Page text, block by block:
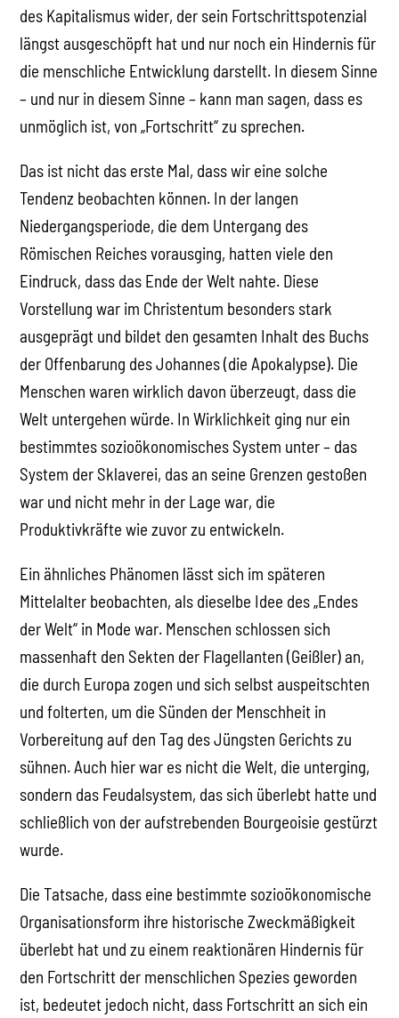
des Kapitalismus wider, der sein Fortschrittspotenzial
längst ausgeschöpft hat und nur noch ein Hindernis für
die menschliche Entwicklung darstellt. In diesem Sinne
– und nur in diesem Sinne – kann man sagen, dass es
unmöglich ist, von „Fortschritt“ zu sprechen.
Das ist nicht das erste Mal, dass wir eine solche
Tendenz beobachten können. In der langen
Niedergangsperiode, die dem Untergang des
Römischen Reiches vorausging, hatten viele den
Eindruck, dass das Ende der Welt nahte. Diese
Vorstellung war im Christentum besonders stark
ausgeprägt und bildet den gesamten Inhalt des Buchs
der Offenbarung des Johannes (die Apokalypse). Die
Menschen waren wirklich davon überzeugt, dass die
Welt untergehen würde. In Wirklichkeit ging nur ein
bestimmtes sozioökonomisches System unter – das
System der Sklaverei, das an seine Grenzen gestoßen
war und nicht mehr in der Lage war, die
Produktivkräfte wie zuvor zu entwickeln.
Ein ähnliches Phänomen lässt sich im späteren
Mittelalter beobachten, als dieselbe Idee des „Endes
der Welt“ in Mode war. Menschen schlossen sich
massenhaft den Sekten der Flagellanten (Geißler) an,
die durch Europa zogen und sich selbst auspeitschten
und folterten, um die Sünden der Menschheit in
Vorbereitung auf den Tag des Jüngsten Gerichts zu
sühnen. Auch hier war es nicht die Welt, die unterging,
sondern das Feudalsystem, das sich überlebt hatte und
schließlich von der aufstrebenden Bourgeoisie gestürzt
wurde.
Die Tatsache, dass eine bestimmte sozioökonomische
Organisationsform ihre historische Zweckmäßigkeit
überlebt hat und zu einem reaktionären Hindernis für
den Fortschritt der menschlichen Spezies geworden
ist, bedeutet jedoch nicht, dass Fortschritt an sich ein